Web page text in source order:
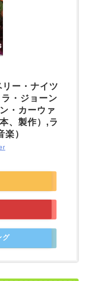
リー・ナイツ
・ジョーン
・カーウァ
、製作）,ラ
）
グ